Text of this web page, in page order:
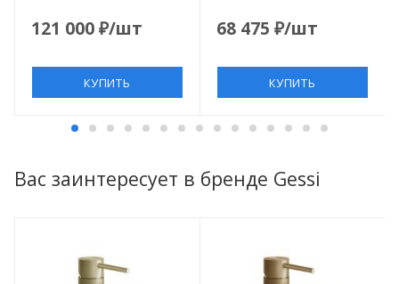
121 000₽/шт
КУПИТЬ
комплекте с донным
68 475 ₽/шт
КУПИТЬ
Вас заинтересует в бренде Gessi